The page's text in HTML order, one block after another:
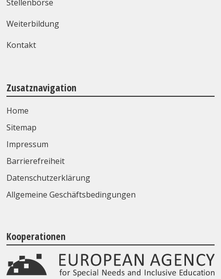
Stellenbörse
Weiterbildung
Kontakt
Zusatznavigation
Home
Sitemap
Impressum
Barrierefreiheit
Datenschutzerklärung
Allgemeine Geschäftsbedingungen
Kooperationen